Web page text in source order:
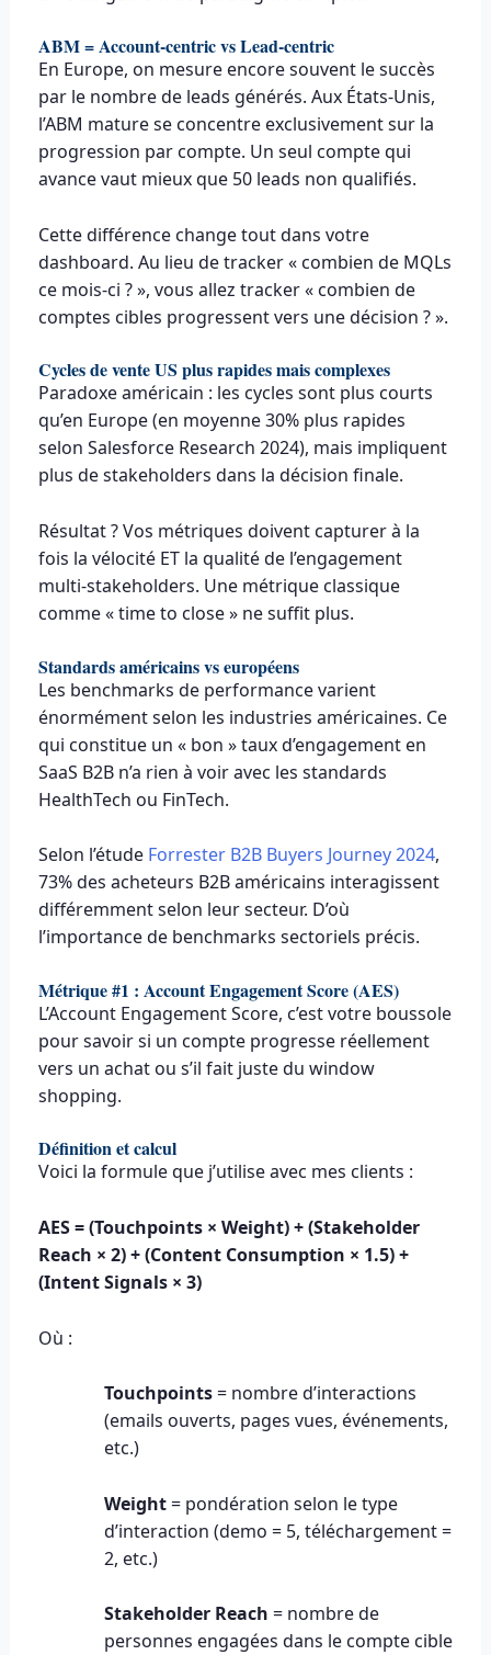
ABM = Account-centric vs Lead-centric
En Europe, on mesure encore souvent le succès
par le nombre de leads générés. Aux États-Unis,
l’ABM mature se concentre exclusivement sur la
progression par compte. Un seul compte qui
avance vaut mieux que 50 leads non qualifiés.
Cette différence change tout dans votre
dashboard. Au lieu de tracker « combien de MQLs
ce mois-ci ? », vous allez tracker « combien de
comptes cibles progressent vers une décision ? ».
Cycles de vente US plus rapides mais complexes
Paradoxe américain : les cycles sont plus courts
qu’en Europe (en moyenne 30% plus rapides
selon Salesforce Research 2024), mais impliquent
plus de stakeholders dans la décision finale.
Résultat ? Vos métriques doivent capturer à la
fois la vélocité ET la qualité de l’engagement
multi-stakeholders. Une métrique classique
comme « time to close » ne suffit plus.
Standards américains vs européens
Les benchmarks de performance varient
énormément selon les industries américaines. Ce
qui constitue un « bon » taux d’engagement en
SaaS B2B n’a rien à voir avec les standards
HealthTech ou FinTech.
Selon l’étude Forrester B2B Buyers Journey 2024,
73% des acheteurs B2B américains interagissent
différemment selon leur secteur. D’où
l’importance de benchmarks sectoriels précis.
Métrique #1 : Account Engagement Score (AES)
L’Account Engagement Score, c’est votre boussole
pour savoir si un compte progresse réellement
vers un achat ou s’il fait juste du window
shopping.
Définition et calcul
Voici la formule que j’utilise avec mes clients :
AES = (Touchpoints × Weight) + (Stakeholder
Reach × 2) + (Content Consumption × 1.5) +
(Intent Signals × 3)
Où :
Touchpoints= nombre d’interactions
(emails ouverts, pages vues, événements,
etc.)
Weight= pondération selon le type
d’interaction (demo = 5, téléchargement =
2, etc.)
Stakeholder Reach = nombre de
personnes engagées dans le compte cible